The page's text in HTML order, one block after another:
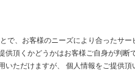
で、お客様のニーズにより合ったサ
供頂くかどうかはお客様ご自身が判断
いただけますが、 個人情報をご提供